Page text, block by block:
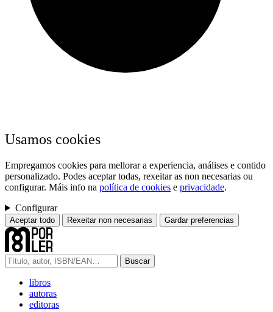
Usamos cookies
Empregamos cookies para mellorar a experiencia, análises e contido
personalizado. Podes aceptar todas, rexeitar as non necesarias ou
configurar. Máis info na política de cookies e privacidade.
Configurar
Aceptar todo Rexeitar non necesarias Gardar preferencias
Buscar
libros
autoras
editoras